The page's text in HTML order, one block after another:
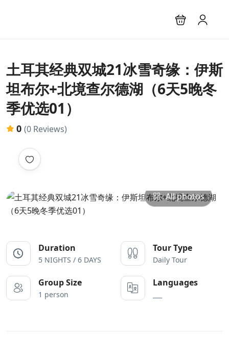
土耳其经典双城21冰雪奇缘：伊斯
坦布尔+北境查尔德湖（6天5晚冬
季优选01）
0 (0 Reviews)
All photos
Duration
5 NIGHTS / 6 DAYS
Tour Type
Daily Tour
Group Size
1 person
Languages